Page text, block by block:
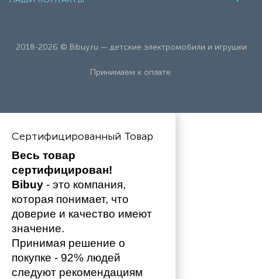
2018-2026 © Bibuy.ru — детские электромобили и игрушки
Принимаем к оплате:
Сертифицированный Товар
Весь товар
сертифицирован!
Bibuy - это компания,
которая понимает, что
доверие и качество имеют
значение.
Принимая решение о
покупке - 92% людей
следуют рекомендациям